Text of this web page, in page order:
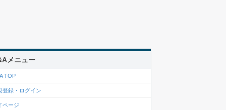
メニュー
TOP
登録・ログイン
ページ